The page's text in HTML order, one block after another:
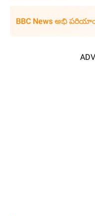
BBC News అభి